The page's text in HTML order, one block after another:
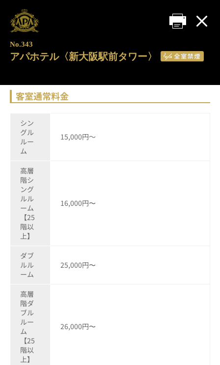
No.343
アパホテル〈新大阪駅前タワー〉
客室通常料金
シン
グル
ルー
ム
15,000円～
高層
階シ
ング
ルル
ーム
【25
階以
上】
16,000円〜
ダブ
ルル
ーム
25,000円〜
高層
階ダ
ブル
ルー
ム
【25
階以
上】
26,000円〜